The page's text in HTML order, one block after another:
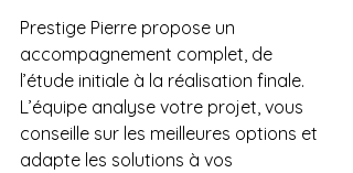
Prestige Pierre propose un
accompagnement complet, de
l’étude initiale à la réalisation finale.
L’équipe analyse votre projet, vous
conseille sur les meilleures options et
adapte les solutions à vos